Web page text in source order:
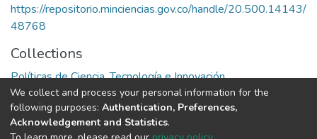
https://repositorio.minciencias.gov.co/handle/20.500.14143/
48768
Collections
Políticas de Ciencia, Tecnología e Innovación
Full item page
We collect and process your personal information for the
following purposes: Authentication, Preferences,
Acknowledgement and Statistics.